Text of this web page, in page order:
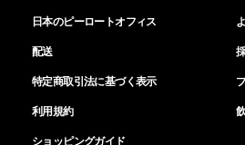
日本のピーロートオフィス
配送
特定商取引法に基づく表示
利用規約
ショッピングガイド